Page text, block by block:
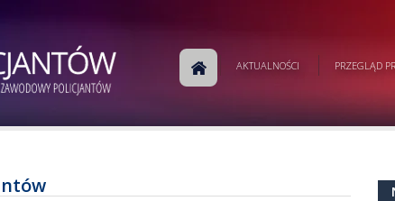
AKTUALNOŚCI PRZEGLĄD